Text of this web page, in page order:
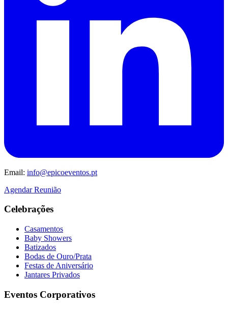
Email: info@epicoeventos.pt
Agendar Reunião
Celebrações
Casamentos
Baby Showers
Batizados
Bodas de Ouro/Prata
Festas de Aniversário
Jantares Privados
Eventos Corporativos